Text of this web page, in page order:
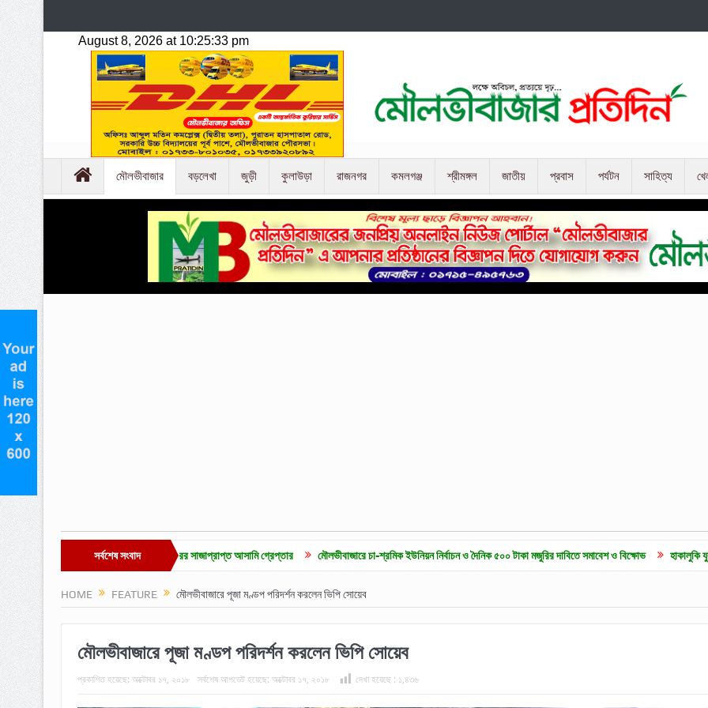
মৌলভীবাজার বড়লেখা জুড়ী কুলাউড়া রাজনগর কমলগঞ্জ শ্রীমঙ্গল জাতীয় প্রবাস পর্যটন সাহিত্য
সর্বশেষ সংবাদ
১ মাদক মামলার ২ বছরের সাজাপ্রাপ্ত আসামি গ্রেপ্তার মৌলভীবাজারে চা-শ্রমিক ইউনিয়ন নির্বাচন ও দৈনিক ৫০০ টাকা মজুরির দাবিতে সমাবেশ ও বিক্ষোভ হাকালুকি যুব সাহিত্য
HOME FEATURE মৌলভীবাজারে পূজা মণ্ডপ পরিদর্শন করলেন ভিপি সোয়েব
মৌলভীবাজারে পূজা মণ্ডপ পরিদর্শন করলেন ভিপি সোয়েব
প্রকাশিত হয়েছে: অক্টোবর ১৭, ২০১৮ সর্বশেষ আপডেট হয়েছে: অক্টোবর ১৭, ২০১৮ দেখা হয়েছে : ১,৪৩৬